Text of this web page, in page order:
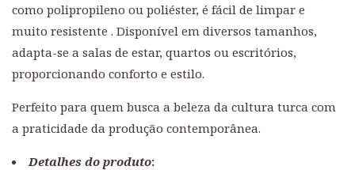
como polipropileno ou poliéster, é fácil de limpar e
muito resistente . Disponível em diversos tamanhos,
adapta-se a salas de estar, quartos ou escritórios,
proporcionando conforto e estilo.
Perfeito para quem busca a beleza da cultura turca com
a praticidade da produção contemporânea.
Detalhes do produto: